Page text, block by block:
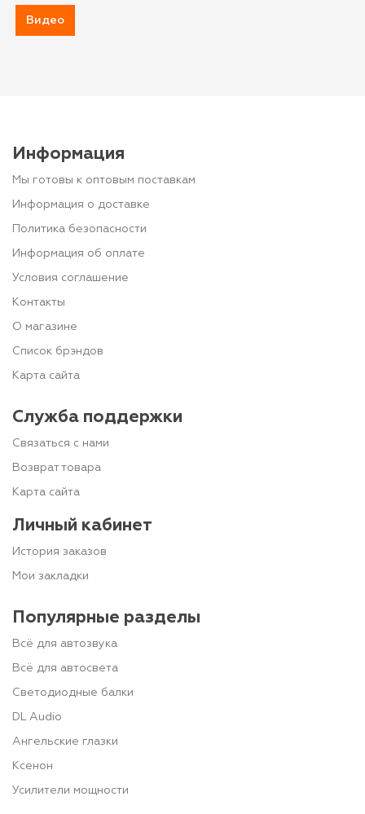
Видео
Информация
Мы готовы к оптовым поставкам
Информация о доставке
Политика безопасности
Информация об оплате
Условия соглашение
Контакты
О магазине
Список брэндов
Карта сайта
Служба поддержки
Связаться с нами
Возврат товара
Карта сайта
Личный кабинет
История заказов
Мои закладки
Популярные разделы
Всё для автозвука
Всё для автосвета
Светодиодные балки
DL Audio
Ангельские глазки
Ксенон
Усилители мощности